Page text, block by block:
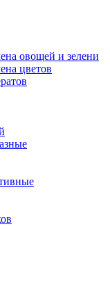
овощей и зелени
цветов